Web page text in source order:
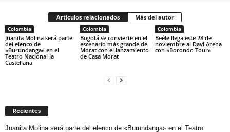
Artículos relacionados Más del autor
Colombia
Juanita Molina será parte
del elenco de
«Burundanga» en el
Teatro Nacional la
Castellana
Colombia
Bogotá se convierte en el
escenario más grande de
Morat con el lanzamiento
de Casa Morat
Colombia
Beéle llega este 28 de
noviembre al Davi Arena
con «Borondo Tour»
Recientes
Juanita Molina será parte del elenco de «Burundanga» en el Teatro